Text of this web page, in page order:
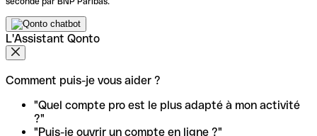
L'Assistant Qonto
Comment puis-je vous aider ?
"Quel compte pro est le plus adapté à mon activité
?"
"Puis-je ouvrir un compte en ligne ?"